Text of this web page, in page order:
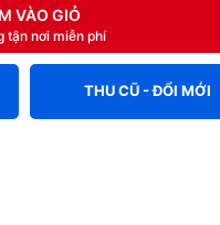
VÀO GIỎ
tận nơi miễn phí
THU CŨ - ĐỔI MỚI